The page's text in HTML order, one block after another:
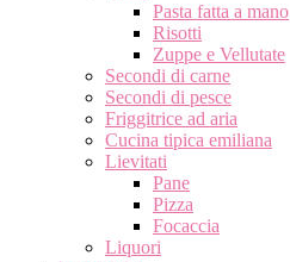
Pasta fatta a mano
Risotti
Zuppe e Vellutate
Secondi di carne
Secondi di pesce
Friggitrice ad aria
Cucina tipica emiliana
Lievitati
Pane
Pizza
Focaccia
Liquori